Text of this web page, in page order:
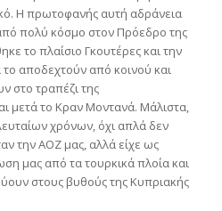
Η πρωτοφανής αυτή αδράνεια
πολύ κόσμο στον Πρόεδρο της
το πλαίσιο Γκουτέρες και την
αποδεχτούν από κοινού και
στο τραπέζι της
μετά το Κραν Μοντανά. Μάλιστα,
χρόνων, όχι απλά δεν
την ΑΟΖ μας, αλλά είχε ως
μας από τα τουρκικά πλοία και
στους βυθούς της Κυπριακής